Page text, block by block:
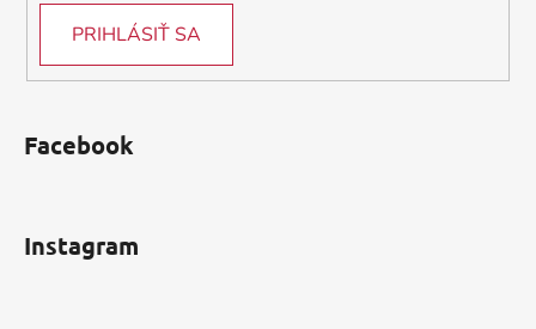
PRIHLÁSIŤ SA
Facebook
Instagram